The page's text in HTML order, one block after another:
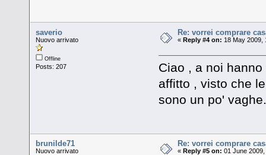
saverio
Nuovo arrivato
Offline
Posts: 207
Re: vorrei comprare
«Reply #4 on: 18 May 2009,
Ciao , a noi
affitto , visto che
sono un po' vaghe.
brunilde71
Nuovo arrivato
Re: vorrei comprare
«Reply #5 on: 01 June